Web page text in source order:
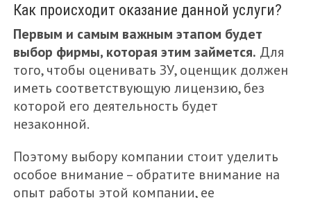
Как происходит оказание данной услуги?
Первым и самым важным этапом будет
выбор фирмы, которая этим займется. Для
того, чтобы оценивать ЗУ, оценщик должен
иметь соответствующую лицензию, без
которой его деятельность будет
незаконной.
Поэтому выбору компании стоит уделить
особое внимание – обратите внимание на
опыт работы этой компании, ее